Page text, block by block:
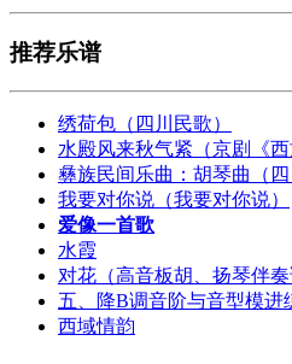
推荐乐谱
绣荷包（四川民歌）
水殿风来秋气紧（京剧《
彝族民间乐曲：胡琴曲（四
我要对你说（我要对你说）
爱像一首歌
水霞
对花（高音板胡、扬琴伴奏
五、降B调音阶与音型模进
西域情韵